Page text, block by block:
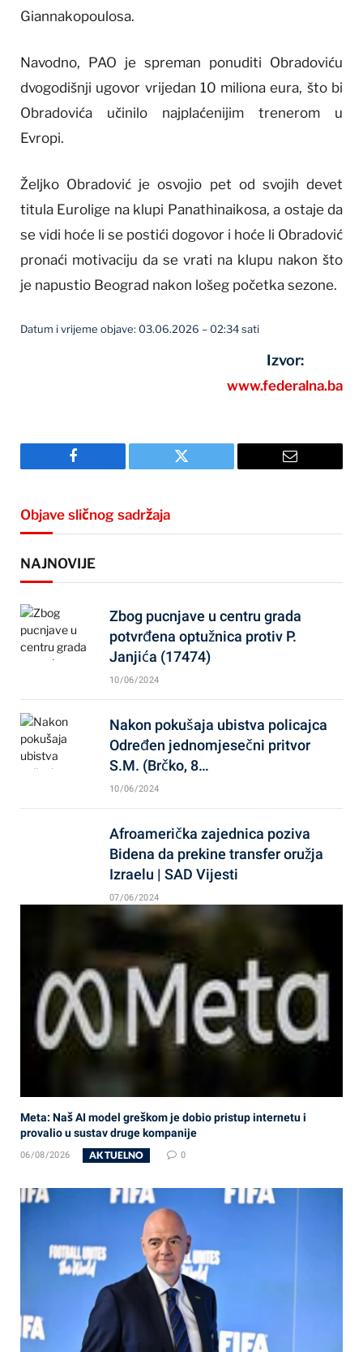
Giannakopoulosa.
Navodno, PAO je spreman ponuditi Obradoviću
dvogodišnji ugovor vrijedan 10 miliona eura, što bi
Obradovića učinilo najplaćenijim trenerom u
Evropi.
Željko Obradović je osvojio pet od svojih devet
titula Eurolige na klupi Panathinaikosa, a ostaje da
se vidi hoće li se postići dogovor i hoće li Obradović
pronaći motivaciju da se vrati na klupu nakon što
je napustio Beograd nakon lošeg početka sezone.
Datum i vrijeme objave: 03.06.2026 – 02:34 sati
Izvor:
www.federalna.ba
Facebook Twitter Email
Objave sličnog sadržaja
NAJNOVIJE
Zbog pucnjave u centru grada
potvrđena optužnica protiv P.
Janjića (17474)
10/06/2024
Nakon pokušaja ubistva policajca
Određen jednomjesečni pritvor
S.M. (Brčko, 8…
10/06/2024
Afroamerička zajednica poziva
Bidena da prekine transfer oružja
Izraelu | SAD Vijesti
07/06/2024
Meta: Naš AI model greškom je dobio pristup internetu i
provalio u sustav druge kompanije
06/08/2026 AKTUELNO 0